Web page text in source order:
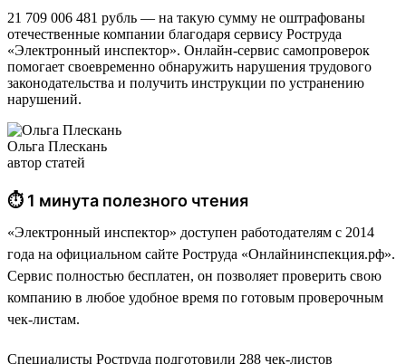
21 709 006 481 рубль — на такую сумму не оштрафованы
отечественные компании благодаря сервису Роструда
«Электронный инспектор». Онлайн-сервис самопроверок
помогает своевременно обнаружить нарушения трудового
законодательства и получить инструкции по устранению
нарушений.
Ольга Плескань
автор статей
⏱ 1 минута полезного чтения
«Электронный инспектор» доступен работодателям с 2014
года на официальном сайте Роструда «Онлайнинспекция.рф».
Сервис полностью бесплатен, он позволяет проверить свою
компанию в любое удобное время по готовым проверочным
чек-листам.
Специалисты Роструда подготовили 288 чек-листов